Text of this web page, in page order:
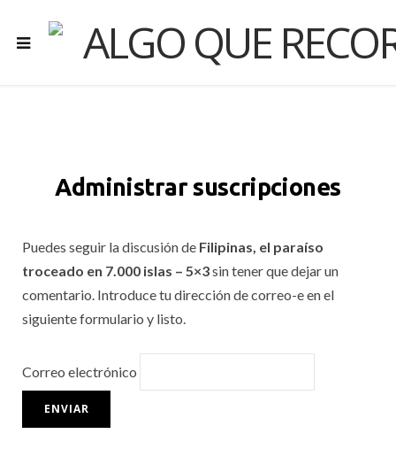
Administrar suscripciones
Puedes seguir la discusión de Filipinas, el paraíso
troceado en 7.000 islas – 5×3sin tener que dejar un
comentario. Introduce tu dirección de correo-e en el
siguiente formulario y listo.
Correo electrónico